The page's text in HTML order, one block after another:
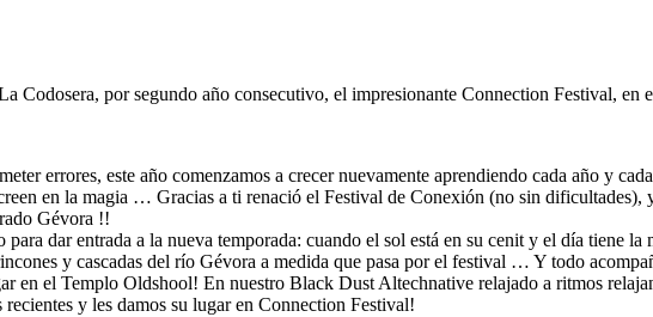
Codosera, por segundo año consecutivo, el impresionante Connection Festival, en
errores, este año comenzamos a crecer nuevamente aprendiendo cada año y
en la magia … Gracias a ti renació el Festival de Conexión (no sin dificultades),
Gévora !!
dar entrada a la nueva temporada: cuando el sol está en su cenit y el día tiene
y cascadas del río Gévora a medida que pasa por el festival … Y todo
en el Templo Oldshool! En nuestro Black Dust Altechnative relajado a ritmos
y les damos su lugar en Connection Festival!